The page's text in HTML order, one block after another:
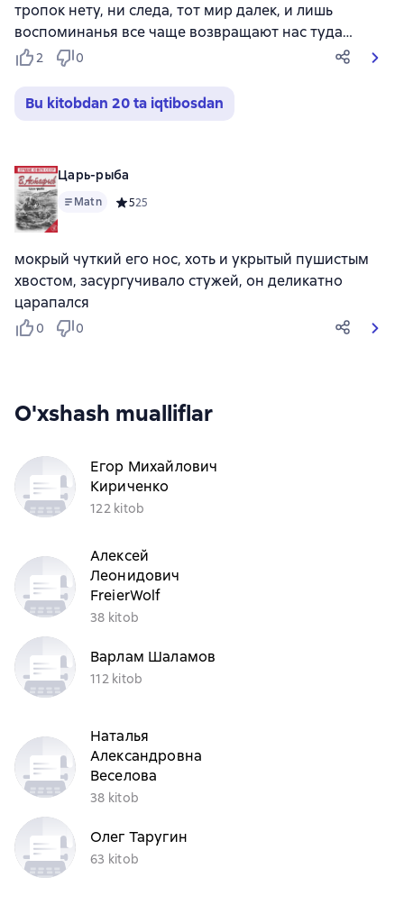
тропок нету, ни следа, тот мир далек, и лишь
воспоминанья все чаще возвращают нас туда…
2 0
Bu kitobdan 20 ta iqtibosdan
Царь-рыба
Matn Средний рейтинг 5 на основе 25 оценок
525
мокрый чуткий его нос, хоть и укрытый пушистым
хвостом, засургучивало стужей, он деликатно
царапался
0 0
O'xshash mualliflar
Егор Михайлович
Кириченко
122 kitob
Алексей
Леонидович
FreierWolf
38 kitob
Варлам Шаламов
112 kitob
Наталья
Александровна
Веселова
38 kitob
Олег Таругин
63 kitob